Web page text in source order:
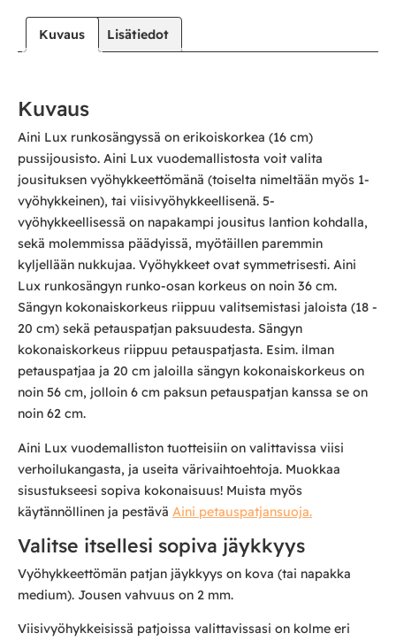
Kuvaus Lisätiedot
Kuvaus
Aini Lux runkosängyssä on erikoiskorkea (16 cm)
pussijousisto. Aini Lux vuodemallistosta voit valita
jousituksen vyöhykkeettömänä (toiselta nimeltään myös 1-
vyöhykkeinen), tai viisivyöhykkeellisenä. 5-
vyöhykkeellisessä on napakampi jousitus lantion kohdalla,
sekä molemmissa päädyissä, myötäillen paremmin
kyljellään nukkujaa. Vyöhykkeet ovat symmetrisesti. Aini
Lux runkosängyn runko-osan korkeus on noin 36 cm.
Sängyn kokonaiskorkeus riippuu valitsemistasi jaloista (18 -
20 cm) sekä petauspatjan paksuudesta. Sängyn
kokonaiskorkeus riippuu petauspatjasta. Esim. ilman
petauspatjaa ja 20 cm jaloilla sängyn kokonaiskorkeus on
noin 56 cm, jolloin 6 cm paksun petauspatjan kanssa se on
noin 62 cm.
Aini Lux vuodemalliston tuotteisiin on valittavissa viisi
verhoilukangasta, ja useita värivaihtoehtoja. Muokkaa
sisustukseesi sopiva kokonaisuus! Muista myös
käytännöllinen ja pestävä Aini petauspatjansuoja.
Valitse itsellesi sopiva jäykkyys
Vyöhykkeettömän patjan jäykkyys on kova (tai napakka
medium). Jousen vahvuus on 2 mm.
Viisivyöhykkeisissä patjoissa valittavissasi on kolme eri